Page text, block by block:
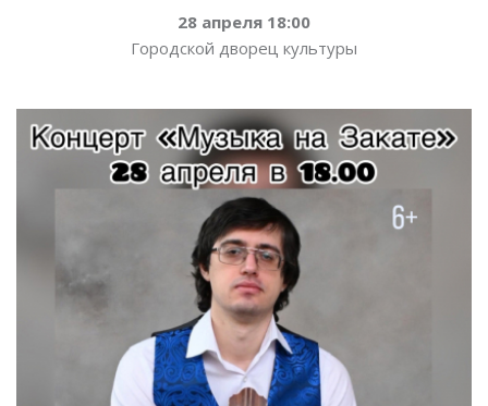
28 апреля 18:00
Городской дворец культуры